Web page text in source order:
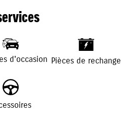
d'occasion
- +
Pièces de rechange